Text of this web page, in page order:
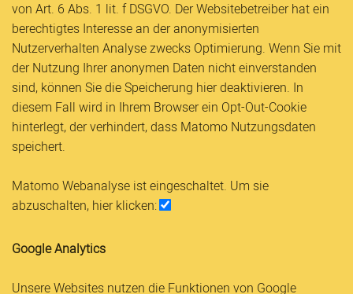
von Art. 6 Abs. 1 lit. f DSGVO. Der Websitebetreiber hat ein
berechtigtes Interesse an der anonymisierten
Nutzerverhalten Analyse zwecks Optimierung. Wenn Sie mit
der Nutzung Ihrer anonymen Daten nicht einverstanden
sind, können Sie die Speicherung hier deaktivieren. In
diesem Fall wird in Ihrem Browser ein Opt-Out-Cookie
hinterlegt, der verhindert, dass Matomo Nutzungsdaten
speichert.
Matomo Webanalyse ist eingeschaltet. Um sie
abzuschalten, hier klicken:
Google Analytics
Unsere Websites nutzen die Funktionen von Google